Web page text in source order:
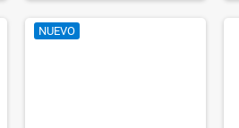
NUEVO